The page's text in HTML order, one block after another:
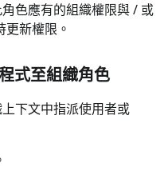
色應有的組織權限與 / 或
新權限。
式至組織角色
下文中指派使用者或